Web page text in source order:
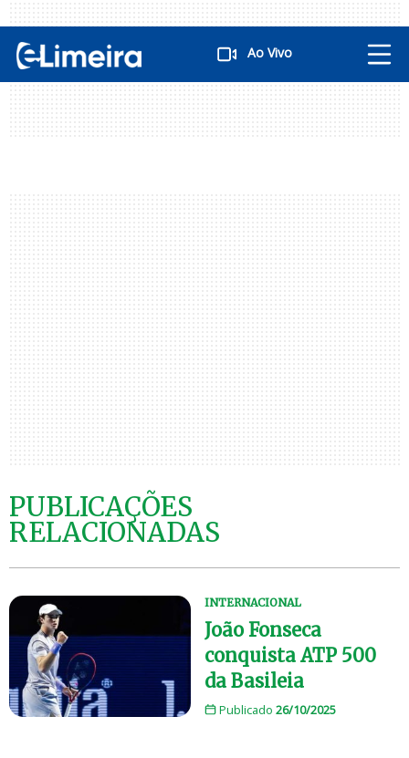
Ao Vivo
PUBLICAÇÕES
RELACIONADAS
INTERNACIONAL
João Fonseca
conquista ATP 500
da Basileia
Publicado 26/10/2025